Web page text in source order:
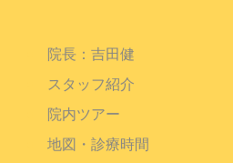
院長：吉田健
スタッフ紹介
院内ツアー
地図・診療時間